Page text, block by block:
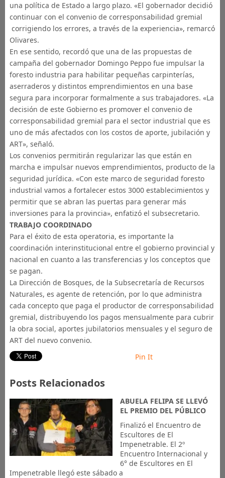
una política de Estado a largo plazo. «El gobernador decidió
continuar con el convenio de corresponsabilidad gremial
corrigiendo los errores, a través de la experiencia», remarcó
Olivares.
En ese sentido, recordó que una de las propuestas de
campaña del gobernador Domingo Peppo fue impulsar la
foresto industria para habilitar pequeñas carpinterías,
aserraderos y distintos emprendimientos en una base
segura para incorporar formalmente a sus trabajadores. «La
decisión de este Gobierno es promover el convenio de
corresponsabilidad gremial para el sector industrial que es
uno de más afectados con los costos de aporte, jubilación y
ART», señaló.
Los convenios permitirán regularizar las que están en
marcha e impulsar nuevos emprendimientos, producto de la
seguridad jurídica. «Con este marco de seguridad foresto
industrial vamos a fortalecer estos 3000 establecimientos y
permitir que se abran las puertas para generar más
inversiones para la provincia», enfatizó el subsecretario.
TRABAJO COORDINADO
Para el éxito de esta operatoria, es importante la
coordinación interinstitucional entre el gobierno provincial y
nacional en cuanto a las transferencias y los conceptos que
se pagan.
La Dirección de Bosques, de la Subsecretaría de Recursos
Naturales, es agente de retención, por lo que administra
cada concepto que paga el productor de corresponsabilidad
gremial, distribuyendo los pagos mensualmente para cubrir
la obra social, aportes jubilatorios mensuales y el seguro de
ART del nuevo convenio.
Pin It
Posts Relacionados
ABUELA FELIPA SE LLEVÓ
EL PREMIO DEL PÚBLICO
Finalizó el Encuentro de
Escultores de El
Impenetrable. El 2º
Encuentro Internacional y
6° de Escultores en El
Impenetrable llegó este sábado a